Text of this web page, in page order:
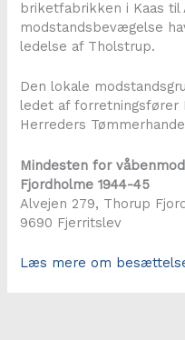
briketfabrikken i Kaas til
modstandsbevægelse
ledelse af Tholstrup.
Den lokale
ledet af forretningsfører
Herreders
Mindesten for
Fjordholme 1944-45
Alvejen 279, Thorup
9690 Fjerritslev
Læs mere om